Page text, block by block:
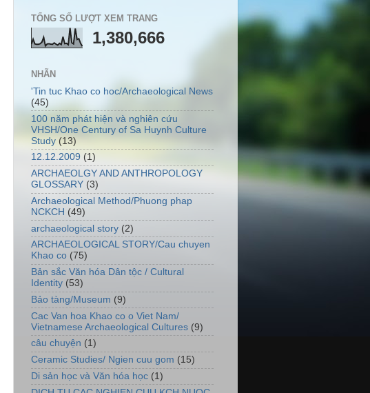
TỔNG SỐ LƯỢT XEM TRANG
1,380,666
NHÃN
'Tin tuc Khao co hoc/Archaeological News
(45)
100 năm phát hiện và nghiên cứu
VHSH/One Century of Sa Huynh Culture
Study (13)
12.12.2009 (1)
ARCHAEOLGY AND ANTHROPOLOGY
GLOSSARY (3)
Archaeological Method/Phuong phap
NCKCH (49)
archaeological story (2)
ARCHAEOLOGICAL STORY/Cau chuyen
Khao co (75)
Bản sắc Văn hóa Dân tộc / Cultural
Identity (53)
Bảo tàng/Museum (9)
Cac Van hoa Khao co o Viet Nam/
Vietnamese Archaeological Cultures (9)
câu chuyện (1)
Ceramic Studies/ Ngien cuu gom (15)
Di sản học và Văn hóa học (1)